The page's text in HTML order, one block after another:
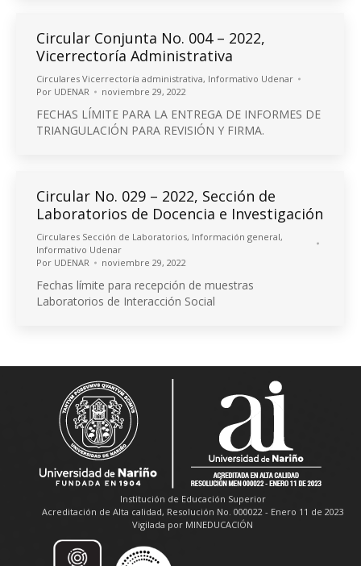
Circular Conjunta No. 004 – 2022,
Vicerrectoría Administrativa
Circulares Vicerrectoría administrativa, Informativo Udenar
Por UDENAR noviembre 29, 2022
FECHAS LÍMITE PARA LA ENTREGA DE INFORMES DE
TRIANGULACIÓN PARA REVISIÓN Y FIRMA.
Circular No. 029 – 2022, Sección de
Laboratorios de Docencia e Investigación
Circulares Sección de Laboratorios, Información general,
Informativo Udenar
Por UDENAR noviembre 29, 2022
Fechas límite para recepción de muestras
Laboratorios de Interacción Social
Institución de Educación Superior
Acreditación de Alta calidad, Resolución No. 000022 - Enero 11 de 2023
Vigilada por MINEDUCACIÓN